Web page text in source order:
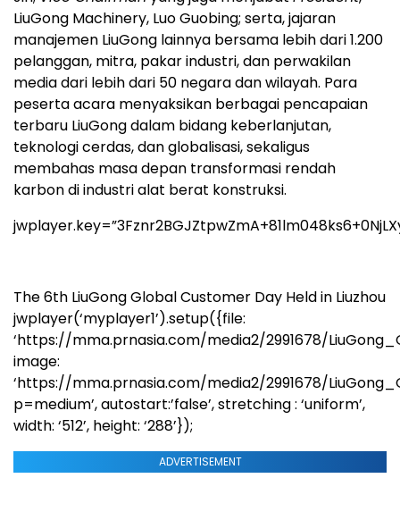
LiuGong Machinery, Luo Guobing; serta, jajaran
manajemen LiuGong lainnya bersama lebih dari 1.200
pelanggan, mitra, pakar industri, dan perwakilan
media dari lebih dari 50 negara dan wilayah. Para
peserta acara menyaksikan berbagai pencapaian
terbaru LiuGong dalam bidang keberlanjutan,
teknologi cerdas, dan globalisasi, sekaligus
membahas masa depan transformasi rendah
karbon di industri alat berat konstruksi.
The 6th LiuGong Global Customer Day Held in Liuzhou
jwplayer(‘myplayer1’).setup({file:
‘https://mma.prnasia.com/media2/2991678/
image:
‘https://mma.prnasia.com/media2/2991678/
p=medium’, autostart:’false’, stretching : ‘uniform’,
width: ‘512’, height: ‘288’});
ADVERTISEMENT